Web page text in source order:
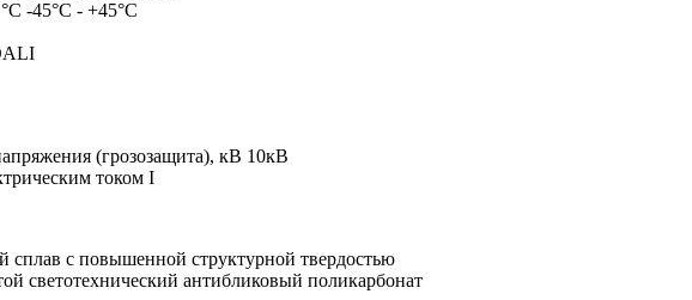
-45°C - +45°C
(грозозащита), кВ 10кВ
током I
с повышенной структурной твердостью
светотехнический антибликовый поликарбонат